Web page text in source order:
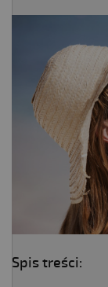
Spis treści: